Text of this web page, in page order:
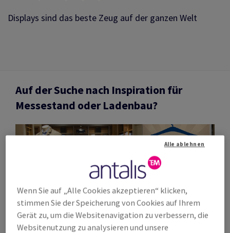
Displays sind das beste Zeug auf der ganzen Welt
Auf der Suche nach Inspiration für
Messestand oder Ladenbau?
Durch den Einsatz von Ladenwerbung an der
Wenn Sie auf „Alle Cookies akzeptieren“ klicken,
stimmen Sie der Speicherung von Cookies auf Ihrem
Gerät zu, um die Websitenavigation zu verbessern, die
Websitenutzung zu analysieren und unsere
Alle ablehnen